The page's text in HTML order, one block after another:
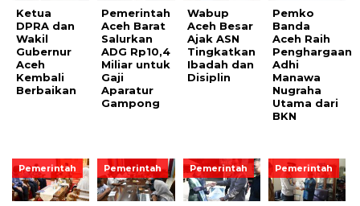
Ketua
DPRA dan
Wakil
Gubernur
Aceh
Kembali
Berbaikan
Pemerintah
Aceh Barat
Salurkan
ADG Rp10,4
Miliar untuk
Gaji
Aparatur
Gampong
Wabup
Aceh Besar
Ajak ASN
Tingkatkan
Ibadah dan
Disiplin
Pemko
Banda
Aceh Raih
Penghargaan
Adhi
Manawa
Nugraha
Utama dari
BKN
Pemerintah Pemerintah Pemerintah Pemerintah